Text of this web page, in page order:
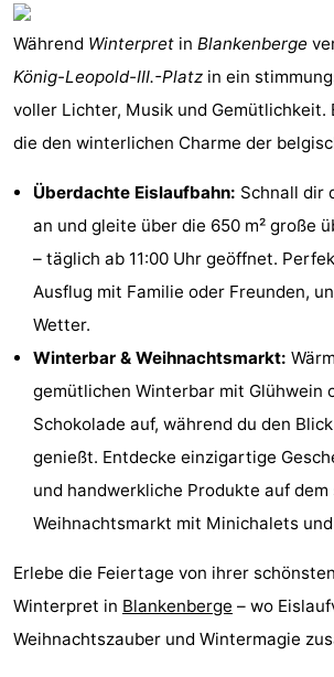
Während Winterpret in Blankenberge
König-Leopold-III.-Platz in ein
voller Lichter, Musik und Gemütlichkeit.
die den winterlichen Charme der
Überdachte Eislaufbahn: Schnall dir
an und gleite über die 650 m² große
– täglich ab 11:00 Uhr geöffnet.
Ausflug mit Familie oder Freunden,
Wetter.
Winterbar & Weihnachtsmarkt:
gemütlichen Winterbar mit Glühwein
Schokolade auf, während du den
genießt. Entdecke einzigartige
und handwerkliche Produkte auf
Weihnachtsmarkt mit Minichalets
Erlebe die Feiertage von ihrer
Winterpret in Blankenberge – wo
Weihnachtszauber und Wintermagie